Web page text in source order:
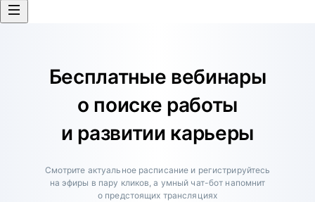
Бесплатные вебинары
о поиске работы
и развитии карьеры
Смотрите актуальное расписание и регистрируйтесь
на эфиры в пару кликов, а умный чат-бот напомнит
о предстоящих трансляциях